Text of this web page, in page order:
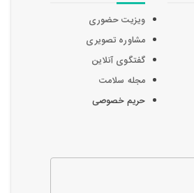
ویزیت حضوری
مشاوره تصویری
گفتگوی آنلاین
مجله سلامت
حریم خصوصی